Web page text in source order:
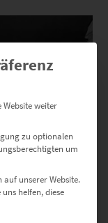
Vol IV
weiter
zu optionalen
um
auf unserer Website.
helfen, diese